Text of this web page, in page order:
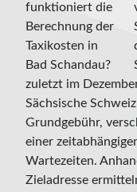
zuletzt im
Sächsische
Grundgebühr,
einer
Wartezeiten.
Zieladresse